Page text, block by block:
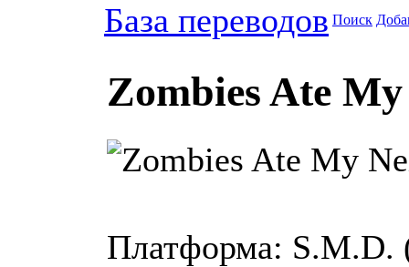
База переводов Поиск
Zombies Ate
Платформа: S.M.D.